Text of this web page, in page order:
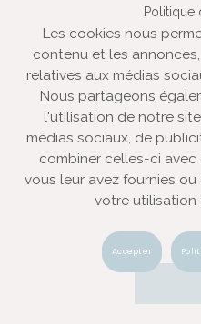
Jdan Noritiov, philosophe
Politique
Les cookies nous
contenu et les
relatives aux médias
Nous partageons
l'utilisation de notre
médias sociaux, de
combiner celles-ci
vous leur avez fournies
votre utilisation
Accepter